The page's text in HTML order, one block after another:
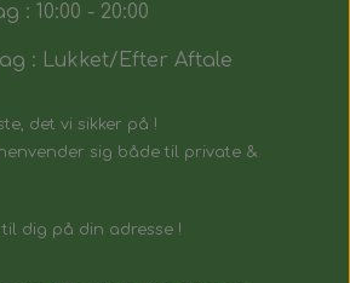
: 10:00 - 20:00
: Lukket/Efter Aftale
det vi sikker på !
sig både til private &
dig på din adresse !